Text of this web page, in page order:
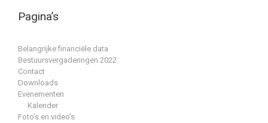
Pagina’s
Belangrijke financiële data
Bestuursvergaderingen 2022
Contact
Downloads
Evenementen
Kalender
Foto’s en video’s